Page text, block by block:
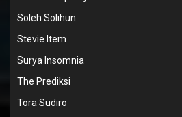
Soleh Solihun
Stevie Item
Surya Insomnia
The Prediksi
Tora Sudiro